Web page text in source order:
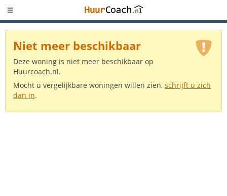
Niet meer beschikbaar
Deze woning is niet meer beschikbaar op
Huurcoach.nl.
Mocht u vergelijkbare woningen willen zien, schrijft u zich
dan in.